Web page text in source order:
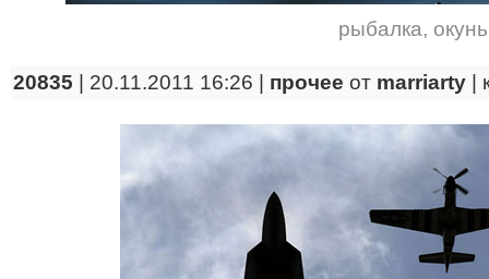
рыбалка, окунь
20835 | 20.11.2011 16:26 | прочее от marriarty